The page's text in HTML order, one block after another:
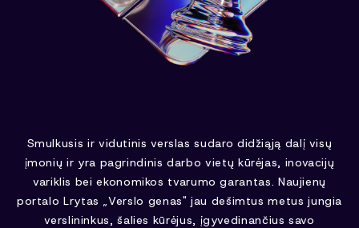
Smulkusis ir vidutinis verslas sudaro didžiąją dalį visų
įmonių ir yra pagrindinis darbo vietų kūrėjas, inovacijų
variklis bei ekonomikos tvarumo garantas. Naujienų
portalo Lrytas „Verslo genas" jau dešimtus metus jungia
verslininkus, šalies kūrėjus, įgyvedinančius savo